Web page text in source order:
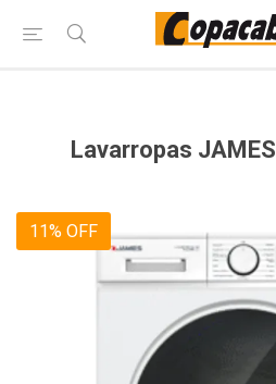
Lavarropas
11% OFF